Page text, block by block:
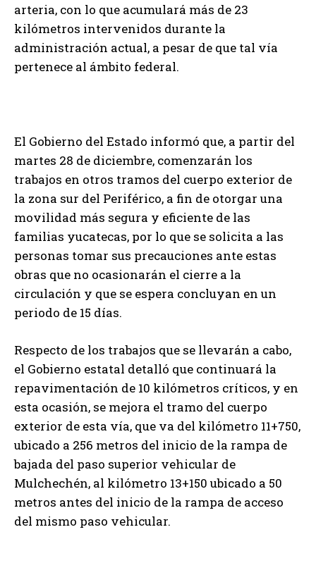
arteria, con lo que acumulará más de 23
kilómetros intervenidos durante la
administración actual, a pesar de que tal vía
pertenece al ámbito federal.
El Gobierno del Estado informó que, a partir del
martes 28 de diciembre, comenzarán los
trabajos en otros tramos del cuerpo exterior de
la zona sur del Periférico, a fin de otorgar una
movilidad más segura y eficiente de las
familias yucatecas, por lo que se solicita a las
personas tomar sus precauciones ante estas
obras que no ocasionarán el cierre a la
circulación y que se espera concluyan en un
periodo de 15 días.
Respecto de los trabajos que se llevarán a cabo,
el Gobierno estatal detalló que continuará la
repavimentación de 10 kilómetros críticos, y en
esta ocasión, se mejora el tramo del cuerpo
exterior de esta vía, que va del kilómetro 11+750,
ubicado a 256 metros del inicio de la rampa de
bajada del paso superior vehicular de
Mulchechén, al kilómetro 13+150 ubicado a 50
metros antes del inicio de la rampa de acceso
del mismo paso vehicular.